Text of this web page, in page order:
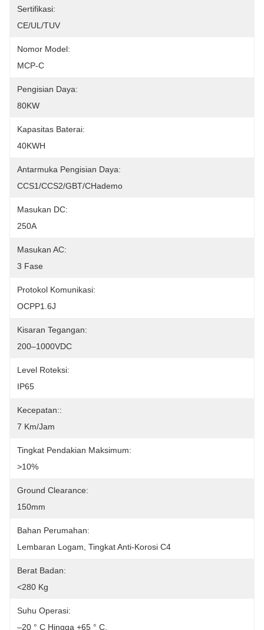
Sertifikasi:
CE/UL/TUV
Nomor Model:
MCP-C
Pengisian Daya:
80KW
Kapasitas Baterai:
40KWH
Antarmuka Pengisian Daya:
CCS1/CCS2/GBT/CHademo
Masukan DC:
250A
Masukan AC:
3 Fase
Protokol Komunikasi:
OCPP1.6J
Kisaran Tegangan:
200–1000VDC
Level Roteksi:
IP65
Kecepatan::
7 Km/jam
Tingkat Pendakian Maksimum:
>10%
Ground Clearance:
150mm
Bahan Perumahan:
Lembaran Logam, Tingkat Anti-Korosi C4
Berat Badan:
<280 Kg
Suhu Operasi:
–20 ° C Hingga +65 ° C.